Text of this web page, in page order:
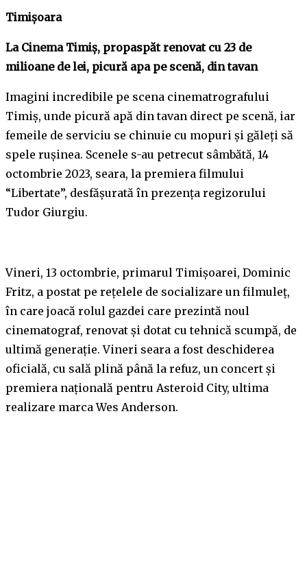
Timișoara
La Cinema Timiș, propaspăt renovat cu 23 de
milioane de lei, picură apa pe scenă, din tavan
Imagini incredibile pe scena cinematrografului
Timiș, unde picură apă din tavan direct pe scenă, iar
femeile de serviciu se chinuie cu mopuri și găleți să
spele rușinea. Scenele s-au petrecut sâmbătă, 14
octombrie 2023, seara, la premiera filmului
“Libertate”, desfășurată în prezența regizorului
Tudor Giurgiu.
Vineri, 13 octombrie, primarul Timișoarei, Dominic
Fritz, a postat pe rețelele de socializare un filmuleț,
în care joacă rolul gazdei care prezintă noul
cinematograf, renovat și dotat cu tehnică scumpă, de
ultimă generație. Vineri seara a fost deschiderea
oficială, cu sală plină până la refuz, un concert și
premiera națională pentru Asteroid City, ultima
realizare marca Wes Anderson.